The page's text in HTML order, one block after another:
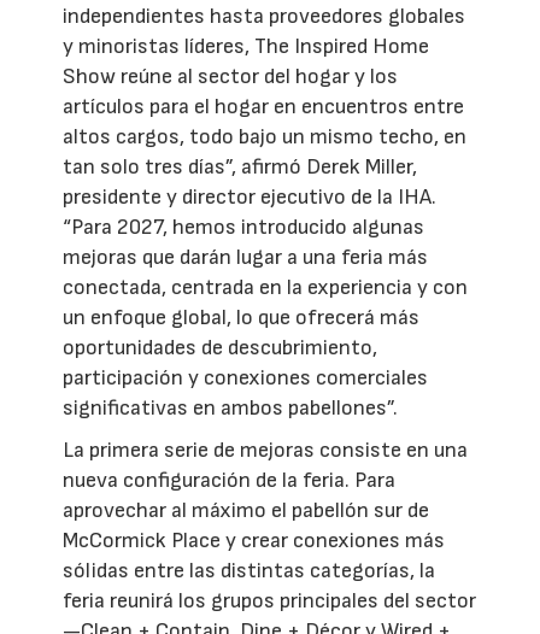
independientes hasta proveedores globales
y minoristas líderes, The Inspired Home
Show reúne al sector del hogar y los
artículos para el hogar en encuentros entre
altos cargos, todo bajo un mismo techo, en
tan solo tres días”, afirmó Derek Miller,
presidente y director ejecutivo de la IHA.
“Para 2027, hemos introducido algunas
mejoras que darán lugar a una feria más
conectada, centrada en la experiencia y con
un enfoque global, lo que ofrecerá más
oportunidades de descubrimiento,
participación y conexiones comerciales
significativas en ambos pabellones”.
La primera serie de mejoras consiste en una
nueva configuración de la feria. Para
aprovechar al máximo el pabellón sur de
McCormick Place y crear conexiones más
sólidas entre las distintas categorías, la
feria reunirá los grupos principales del sector